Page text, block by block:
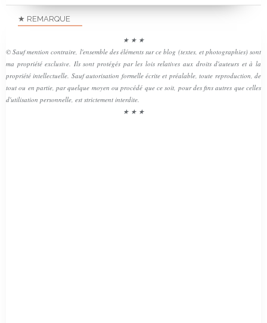
★ REMARQUE
★ ★ ★
© Sauf mention contraire, l'ensemble des éléments sur ce blog (textes, et photographies) sont
ma propriété exclusive. Ils sont protégés par les lois relatives aux droits d'auteurs et à la
propriété intellectuelle. Sauf autorisation formelle écrite et préalable, toute reproduction, de
tout ou en partie, par quelque moyen ou procédé que ce soit, pour des fins autres que celles
d'utilisation personnelle, est strictement interdite.
★ ★ ★